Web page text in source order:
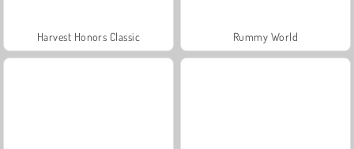
Harvest Honors Classic Rummy World